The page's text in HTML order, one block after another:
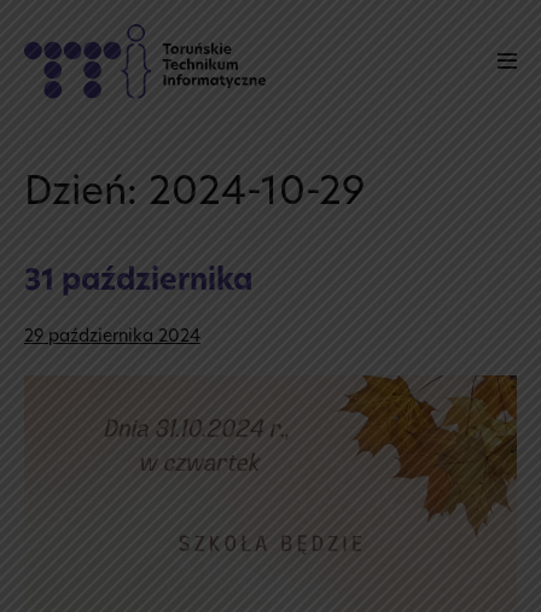
content
Dzień: 2024-10-29
31 października
29 października 2024
października